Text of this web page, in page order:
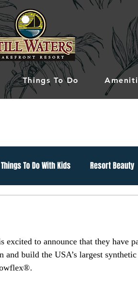
Things To Do
Things To Do With Kids Resort Beauty
excited to announce that they have
build the USA’s largest